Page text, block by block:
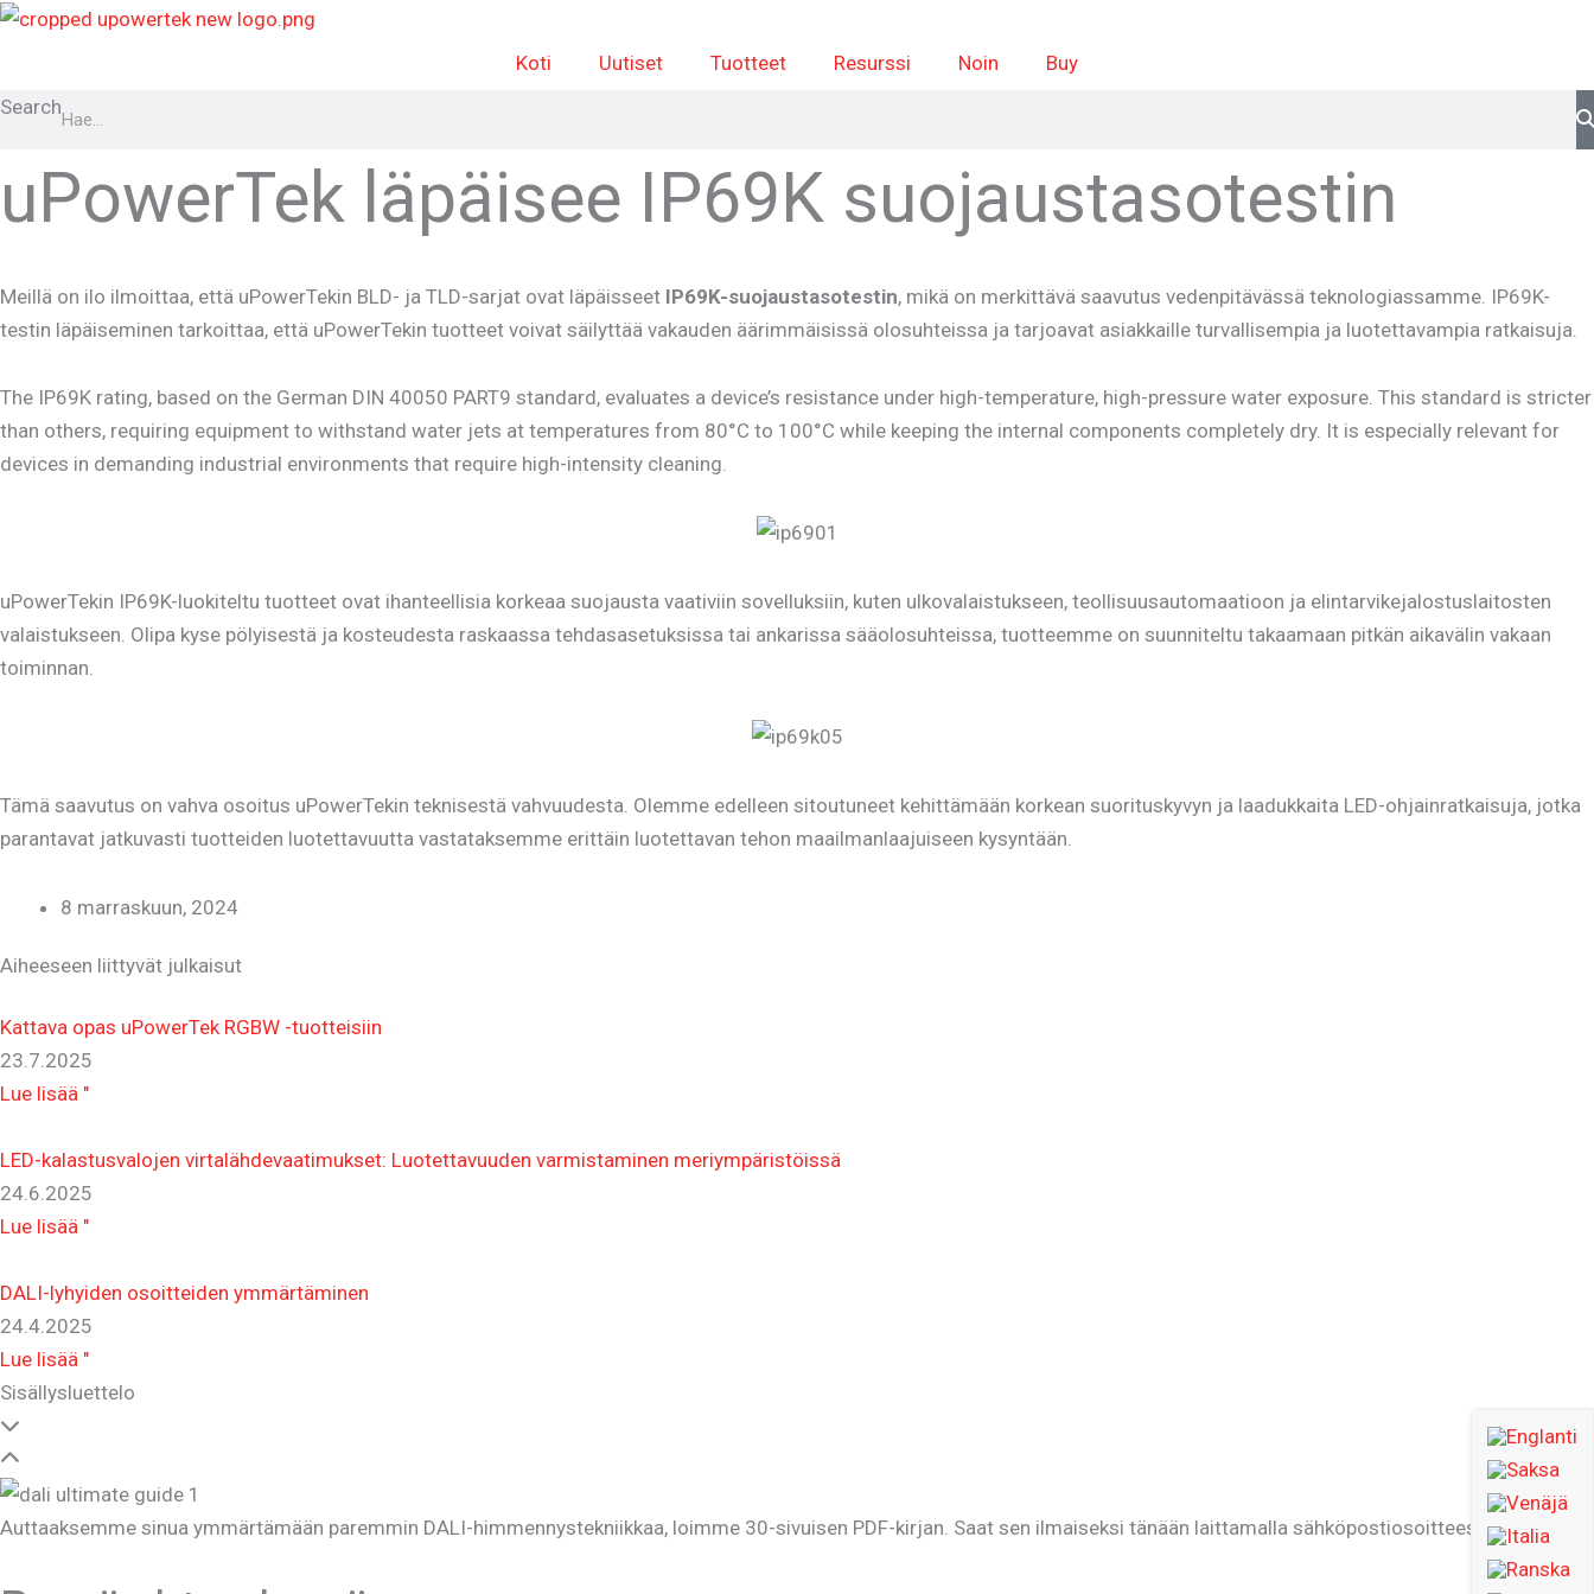
Siirry
Koti Uutiset Tuotteet Resurssi Noin
Buy
Search
uPowerTek läpäisee IP69K suojaustasotestin
Meillä on ilo ilmoittaa, että uPowerTekin BLD- ja TLD-sarjat ovat läpäisseet IP69K-suojaustasotestin, mikä on merkittävä saavutus vedenpitävässä teknologiassamme. IP69K-
testin läpäiseminen tarkoittaa, että uPowerTekin tuotteet voivat säilyttää vakauden äärimmäisissä olosuhteissa ja tarjoavat asiakkaille turvallisempia ja luotettavampia ratkaisuja.
The IP69K rating, based on the German DIN 40050 PART9 standard, evaluates a device’s resistance under high-temperature, high-pressure water exposure. This standard is stricter
than others, requiring equipment to withstand water jets at temperatures from 80°C to 100°C while keeping the internal components completely dry. It is especially relevant for
devices in demanding industrial environments that require high-intensity cleaning.
uPowerTekin IP69K-luokiteltu tuotteet ovat ihanteellisia korkeaa suojausta vaativiin sovelluksiin, kuten ulkovalaistukseen, teollisuusautomaatioon ja elintarvikejalostuslaitosten
valaistukseen. Olipa kyse pölyisestä ja kosteudesta raskaassa tehdasasetuksissa tai ankarissa sääolosuhteissa, tuotteemme on suunniteltu takaamaan pitkän aikavälin vakaan
toiminnan.
Tämä saavutus on vahva osoitus uPowerTekin teknisestä vahvuudesta. Olemme edelleen sitoutuneet kehittämään korkean suorituskyvyn ja laadukkaita LED-ohjainratkaisuja, jotka
parantavat jatkuvasti tuotteiden luotettavuutta vastataksemme erittäin luotettavan tehon maailmanlaajuiseen kysyntään.
8 marraskuun, 2024
Aiheeseen liittyvät julkaisut
Kattava opas uPowerTek RGBW -tuotteisiin
23.7.2025
Lue lisää "
LED-kalastusvalojen virtalähdevaatimukset: Luotettavuuden varmistaminen meriympäristöissä
24.6.2025
Lue lisää "
DALI-lyhyiden osoitteiden ymmärtäminen
24.4.2025
Lue lisää "
Sisällysluettelo
Auttaaksemme sinua ymmärtämään paremmin DALI-himmennystekniikkaa, loimme 30-sivuisen PDF-kirjan. Saat sen ilmaiseksi tänään laittamalla sähköpostiosoitteesi tähän.